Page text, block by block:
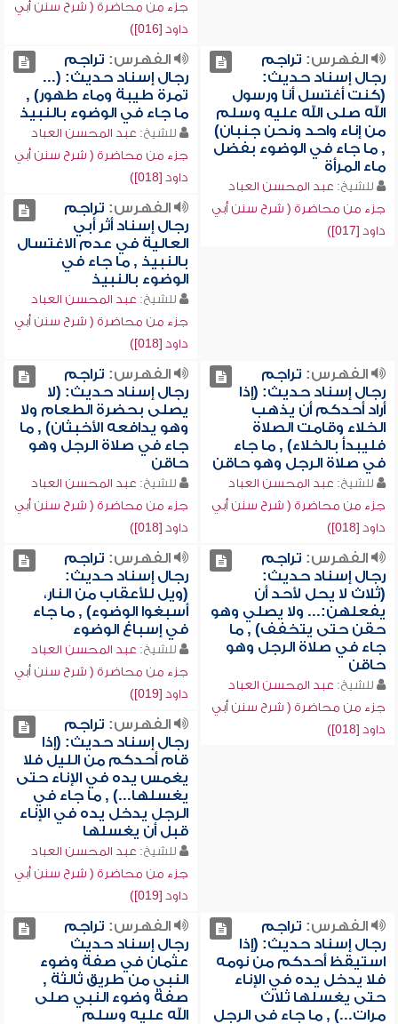
جزء من محاضرة ( شرح سنن أبي
داود [016])
الفهرس: تراجم
رجال إسناد حديث:
(كنت أغتسل أنا ورسول
الله صلى الله عليه وسلم
من إناء واحد ونحن جنبان)
, ما جاء في الوضوء بفضل
ماء المرأة
للشيخ: عبد المحسن العباد
جزء من محاضرة ( شرح سنن أبي
داود [017])
الفهرس: تراجم
رجال إسناد حديث: (...
تمرة طيبة وماء طهور) ,
ما جاء في الوضوء بالنبيذ
للشيخ: عبد المحسن العباد
جزء من محاضرة ( شرح سنن أبي
داود [018])
الفهرس: تراجم
رجال إسناد أثر أبي
العالية في عدم الاغتسال
بالنبيذ , ما جاء في
الوضوء بالنبيذ
للشيخ: عبد المحسن العباد
جزء من محاضرة ( شرح سنن أبي
داود [018])
الفهرس: تراجم
رجال إسناد حديث: (إذا
أراد أحدكم أن يذهب
الخلاء وقامت الصلاة
فليبدأ بالخلاء) , ما جاء
في صلاة الرجل وهو حاقن
للشيخ: عبد المحسن العباد
جزء من محاضرة ( شرح سنن أبي
داود [018])
الفهرس: تراجم
رجال إسناد حديث: (لا
يصلى بحضرة الطعام ولا
وهو يدافعه الأخبثان) , ما
جاء في صلاة الرجل وهو
حاقن
للشيخ: عبد المحسن العباد
جزء من محاضرة ( شرح سنن أبي
داود [018])
الفهرس: تراجم
رجال إسناد حديث:
(ثلاث لا يحل لأحد أن
يفعلهن:... ولا يصلي وهو
حقن حتى يتخفف) , ما
جاء في صلاة الرجل وهو
حاقن
للشيخ: عبد المحسن العباد
جزء من محاضرة ( شرح سنن أبي
داود [018])
الفهرس: تراجم
رجال إسناد حديث:
(ويل للأعقاب من النار،
أسبغوا الوضوء) , ما جاء
في إسباغ الوضوء
للشيخ: عبد المحسن العباد
جزء من محاضرة ( شرح سنن أبي
داود [019])
الفهرس: تراجم
رجال إسناد حديث: (إذا
قام أحدكم من الليل فلا
يغمس يده في الإناء حتى
يغسلها...) , ما جاء في
الرجل يدخل يده في الإناء
قبل أن يغسلها
للشيخ: عبد المحسن العباد
جزء من محاضرة ( شرح سنن أبي
داود [019])
الفهرس: تراجم
رجال إسناد حديث: (إذا
استيقظ أحدكم من نومه
فلا يدخل يده في الإناء
حتى يغسلها ثلاث
مرات...) , ما جاء في الرجل
الفهرس: تراجم
رجال إسناد حديث
عثمان في صفة وضوء
النبي من طريق ثالثة ,
صفة وضوء النبي صلى
الله عليه وسلم